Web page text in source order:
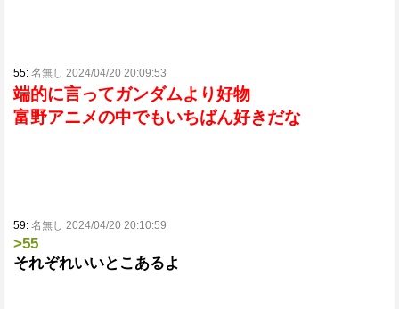
55: 名無し 2024/04/20 20:09:53
端的に言ってガンダムより好物
富野アニメの中でもいちばん好きだな
59: 名無し 2024/04/20 20:10:59
>55
それぞれいいとこあるよ